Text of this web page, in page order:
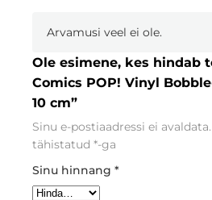
Arvamusi veel ei ole.
Ole esimene, kes hindab
Comics POP! Vinyl
10 cm”
Sinu e-postiaadressi ei avaldata.
tähistatud *-ga
Sinu hinnang *